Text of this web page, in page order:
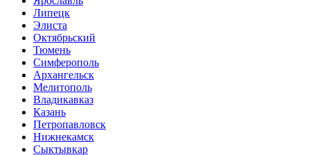
Липецк
Элиста
Октябрьский
Тюмень
Симферополь
Архангельск
Мелитополь
Владикавказ
Казань
Петропавловск
Нижнекамск
Сыктывкар